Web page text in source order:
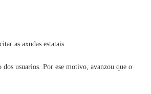
as axudas estatais.
usuarios. Por ese motivo, avanzou que o